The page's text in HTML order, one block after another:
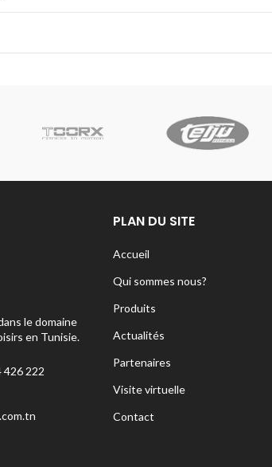
le domaine
en Tunisie.
426 222
PLAN DU SITE
Accueil
Qui sommes nous?
Produits
Actualités
Partenaires
Visite virtuelle
Contact